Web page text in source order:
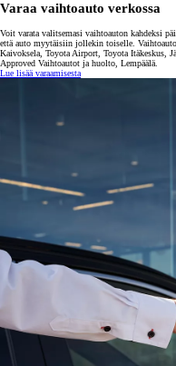
Varaa vaihtoauto verkossa
Voit varata valitsemasi vaihtoauton kahdeksi
että auto myytäisiin jollekin toiselle.
Kaivoksela, Toyota Airport, Toyota Itäkeskus,
Approved Vaihtoautot ja huolto, Lempäälä.
Lue lisää varaamisesta